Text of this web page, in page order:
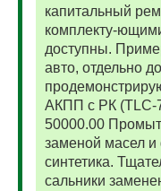
капитальный
комплекту-
доступны.
авто, отдельно
АКПП с РК (TLC-
50000.00
заменой масел
синтетика.
сальники